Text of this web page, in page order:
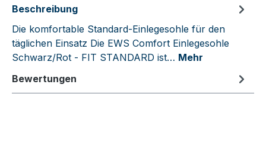
Beschreibung
Die komfortable Standard-Einlegesohle für den
täglichen Einsatz Die EWS Comfort Einlegesohle
Schwarz/Rot - FIT STANDARD ist… Mehr
Bewertungen